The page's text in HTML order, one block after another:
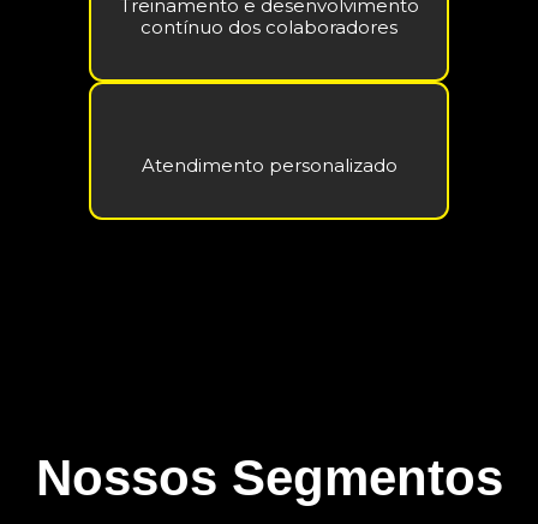
Treinamento e desenvolvimento
contínuo dos colaboradores
Atendimento personalizado
Nossos Segmentos